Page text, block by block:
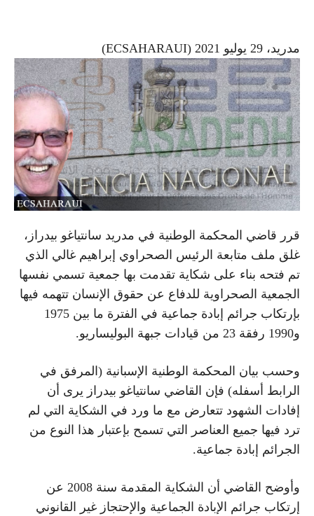
مدريد، 29 يوليو 2021 (ECSAHARAUI)
قرر قاضي المحكمة الوطنية في مدريد سانتياغو بيدراز،
غلق ملف متابعة الرئيس الصحراوي إبراهيم غالي الذي
تم فتحه بناء على شكاية تقدمت بها جمعية تسمي نفسها
الجمعية الصحراوية للدفاع عن حقوق الإنسان تتهمه فيها
بإرتكاب جرائم إبادة جماعية في الفترة ما بين 1975
و1990 رفقة 23 من قيادات جبهة البوليساريو.
وحسب بيان المحكمة الوطنية الإسبانية (المرفق في
الرابط أسفله) فإن القاضي سانتياغو بيدراز يرى أن
إفادات الشهود تتعارض مع ما ورد في الشكاية التي لم
ترد فيها جميع العناصر التي تسمح بإعتبار هذا النوع من
الجرائم إبادة جماعية.
وأوضح القاضي أن الشكاية المقدمة سنة 2008 عن
إرتكاب جرائم الإبادة الجماعية والإحتجاز غير القانوني